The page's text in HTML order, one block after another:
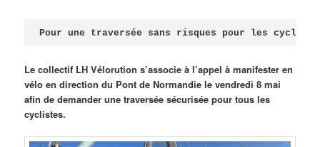
Pour une traversée sans risques pour les
Le collectif LH Vélorution s’associe à l’appel à manifester en
vélo en direction du Pont de Normandie le vendredi 8 mai
afin de demander une traversée sécurisée pour tous les
cyclistes.